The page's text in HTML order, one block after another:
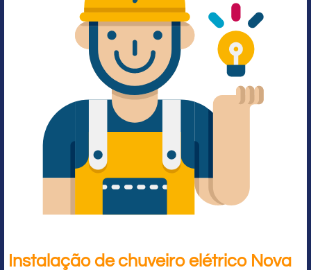
Instalação de chuveiro elétrico Nova